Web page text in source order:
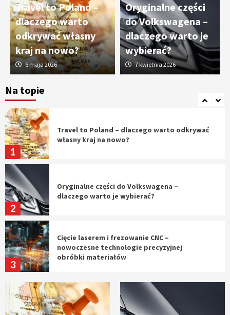
Travel to Poland –
dlaczego warto
odkrywać własny
kraj na nowo?
6 maja 2026
Oryginalne części
do Volkswagena –
dlaczego warto je
wybierać?
7 kwietnia 2026
Na topie
4
Czy sztuczna inteligencja wyprze pracę
geodety w przyszłości?
5
Tworzenie aplikacji internetowych – jak
1
Travel to Poland – dlaczego warto odkrywać
własny kraj na nowo?
2
Oryginalne części do Volkswagena –
dlaczego warto je wybierać?
3
Cięcie laserem i frezowanie CNC –
nowoczesne technologie precyzyjnej
obróbki materiałów
Czy sztuczna inteligencja wyprze pracę
geodety w przyszłości?